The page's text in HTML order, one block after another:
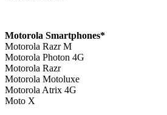
Motorola Razr M
Motorola Photon 4G
Motorola Razr
Motorola Motoluxe
Motorola Atrix 4G
Moto X